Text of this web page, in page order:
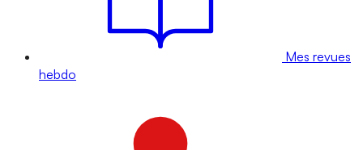
Mes revues
hebdo